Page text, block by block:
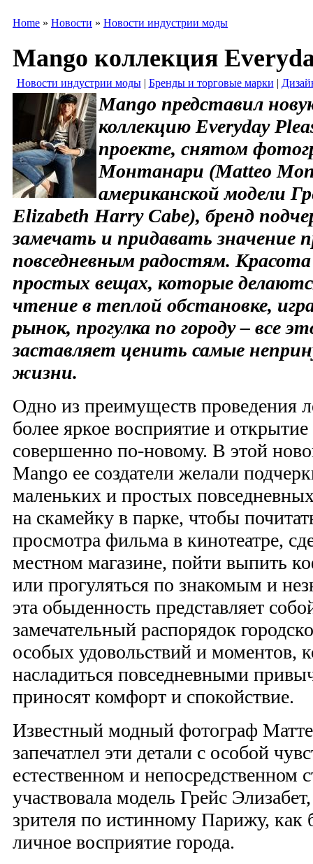
Home » Новости » Новости индустрии моды
Mango коллекция
Новости индустрии моды| Бренды и торговые марки |
Mango представил
коллекцию Everyday
проекте, снятом
Монтанари (Matteo
американской модели
Elizabeth Harry Cabe), бренд
замечать и придавать значение
повседневным радостям.
простых вещах, которые
чтение в теплой обстановке,
рынок, прогулка по городу – все
заставляет ценить самые
жизни.
Одно из преимуществ проведения
более яркое восприятие и открытие
совершенно по-новому. В этой
Mango ее создатели желали
маленьких и простых
на скамейку в парке, чтобы
просмотра фильма в кинотеатре,
местном магазине, пойти выпить
или прогуляться по знакомым и
эта обыденность представляет
замечательный распорядок
особых удовольствий и моментов,
насладиться повседневными
приносят комфорт и спокойствие.
Известный модный фотограф
запечатлел эти детали с особой
естественном и непосредственном
участвовала модель Грейс
зрителя по истинному Парижу, как
личное восприятие города.